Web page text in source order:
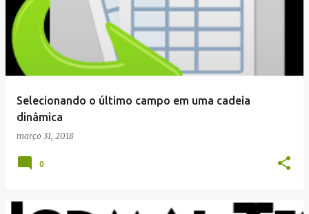
Selecionando o último campo em uma cadeia
dinâmica
março 31, 2018
0